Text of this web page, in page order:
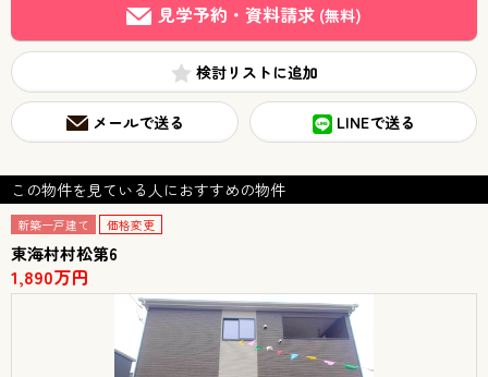
見学予約・資料請求 (無料)
検討リスト
メールで送る LINEで送る
この物件を見ている人におすすめの物件
新築一戸建て 価格変更
東海村村松第6
1,890万円